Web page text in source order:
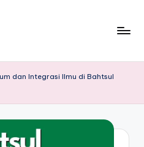
dan Integrasi Ilmu di Bahtsul